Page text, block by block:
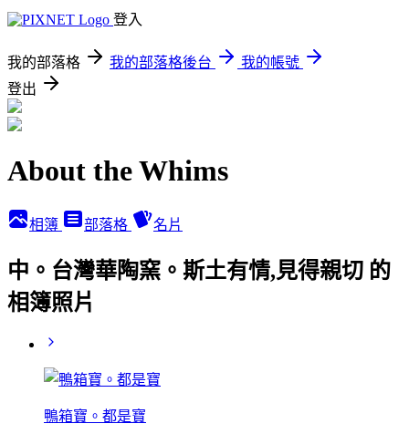
登入
我的部落格 我的部落格後台
我的帳號
登出
About the Whims
相簿 部落格 名片
中。台灣華陶窯。斯土有情,見得親切 的
相簿照片
鴨箱寶。都是寶